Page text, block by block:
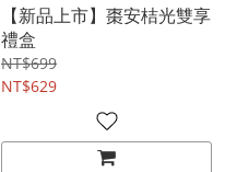
【新品上市】棗安桔光雙享
禮盒
NT$699
NT$629